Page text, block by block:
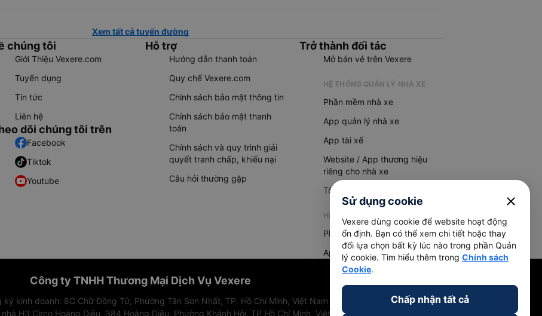
Xem tất cả tuyến đường
chúng tôi
Giới Thiệu Vexere.com
Tuyển dụng
Tin tức
Liên hệ
dõi chúng tôi trên
Facebook
Tiktok
Youtube
Hỗ trợ
Hướng dẫn thanh toán
Quy chế Vexere.com
Chính sách bảo mật thông tin
Chính sách bảo mật thanh
toán
Chính sách và quy trình giải
quyết tranh chấp, khiếu nại
Câu hỏi thường gặp
Trở thành đối tác
Mở bán vé trên Vexere
HỆ THỐNG QUẢN LÝ NHÀ XE
Phần mềm nhà xe
App quản lý nhà xe
App tài xế
Website / App thương hiệu
riêng cho nhà xe
Tổng đài AI
HỆ THỐNG QUẢN LÝ HÀNG HOÁ
Phần mềm quản lý hàng hoá
App quản lý hàng hoá
Công ty TNHH Thương Mại Dịch Vụ Vexere
kinh doanh: 8C Chữ Đồng Tử, Phường Tân Sơn Nhất, TP. Hồ Chí Minh, Việt Nam
H3 Circo Hoàng Diệu, 384 Hoàng Diệu, Phường Khánh Hội, TP Hồ Chí Minh, Việt Nam
Sử dụng cookie close
Vexere dùng cookie để website hoạt động
ổn định. Bạn có thể xem chi tiết hoặc thay
đổi lựa chọn bất kỳ lúc nào trong phần Quản
lý cookie. Tìm hiểu thêm trong Chính sách
Cookie.
Chấp nhận tất cả